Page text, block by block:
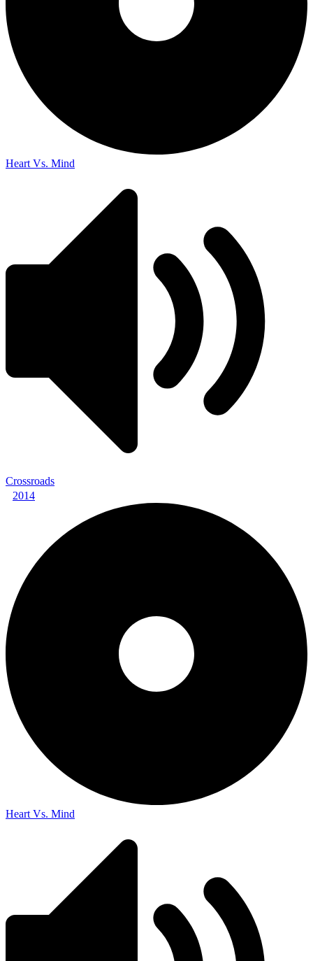
Heart Vs. Mind
Crossroads
2014
Heart Vs. Mind